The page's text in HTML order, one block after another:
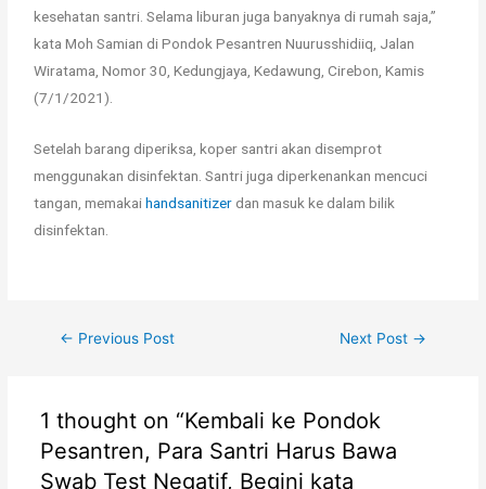
kesehatan santri. Selama liburan juga banyaknya di rumah saja,”
kata Moh Samian di Pondok Pesantren Nuurusshidiiq, Jalan
Wiratama, Nomor 30, Kedungjaya, Kedawung, Cirebon, Kamis
(7/1/2021).
Setelah barang diperiksa, koper santri akan disemprot
menggunakan disinfektan. Santri juga diperkenankan mencuci
tangan, memakaihandsanitizerdan masuk ke dalam bilik
disinfektan.
← Previous Post Next Post →
1 thought on “Kembali ke Pondok
Pesantren, Para Santri Harus Bawa
Swab Test Negatif, Begini kata